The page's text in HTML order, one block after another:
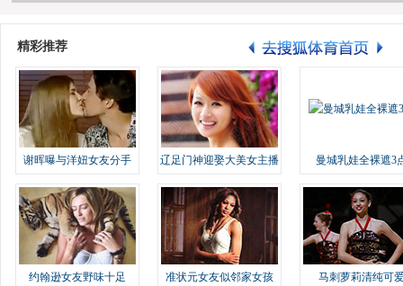
精彩推荐
谢晖曝与洋妞女友分手 辽足门神迎娶大美女主播 曼城乳娃全裸遮3
约翰逊女友野味十足 准状元女友似邻家女孩 马刺萝莉清纯可